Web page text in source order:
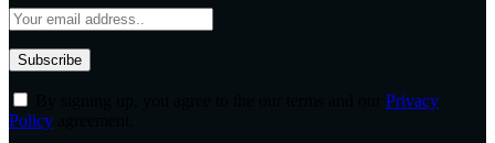
Privacy
Policy